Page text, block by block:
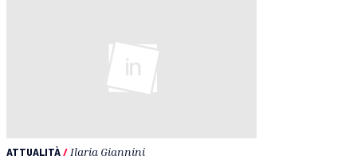
ATTUALITÀ/ Ilaria Giannini